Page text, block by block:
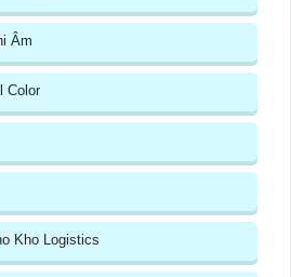
Âm
Color
Kho Logistics